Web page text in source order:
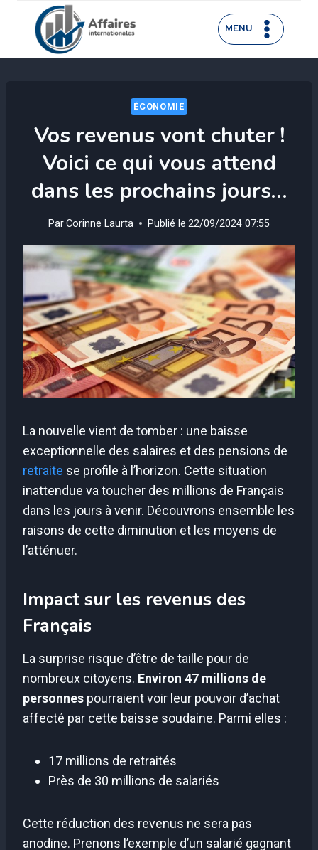
contenu
MENU
ÉCONOMIE
Vos revenus vont chuter !
Voici ce qui vous attend
dans les prochains jours…
ParCorinne Laurta Publié le 22/09/2024 07:55
La nouvelle vient de tomber : une baisse
exceptionnelle des salaires et des pensions de
retraite se profile à l’horizon. Cette situation
inattendue va toucher des millions de Français
dans les jours à venir. Découvrons ensemble les
raisons de cette diminution et les moyens de
l’atténuer.
Impact sur les revenus des
Français
La surprise risque d’être de taille pour de
nombreux citoyens. Environ 47 millions de
personnes pourraient voir leur pouvoir d’achat
affecté par cette baisse soudaine. Parmi elles :
17 millions de retraités
Près de 30 millions de salariés
Cette réduction des revenus ne sera pas
anodine. Prenons l’exemple d’un salarié gagnant